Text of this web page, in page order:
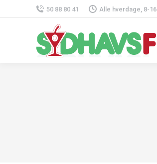
50 88 80 41 Alle hverdage, 8-16